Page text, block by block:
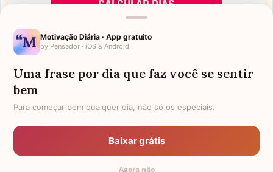
Mensagens de Aniversário
FALTAM 3 DIAS PARA O MEU
ANIVERSÁRIO
Motivação Diária · App gratuito
by Pensador · iOS & Android
Uma frase por dia que faz você se sentir
bem
Para começar bem qualquer dia, não só os especiais.
Baixar grátis
Agora não